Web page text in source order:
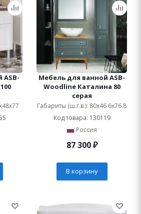
ASB-
Мебель для ванной ASB-
Woodline Каталина 80
серая
Габариты (ш.г.в.): 80x46.6x76.8
Код товара: 130119
Россия
87 300₽
В корзину